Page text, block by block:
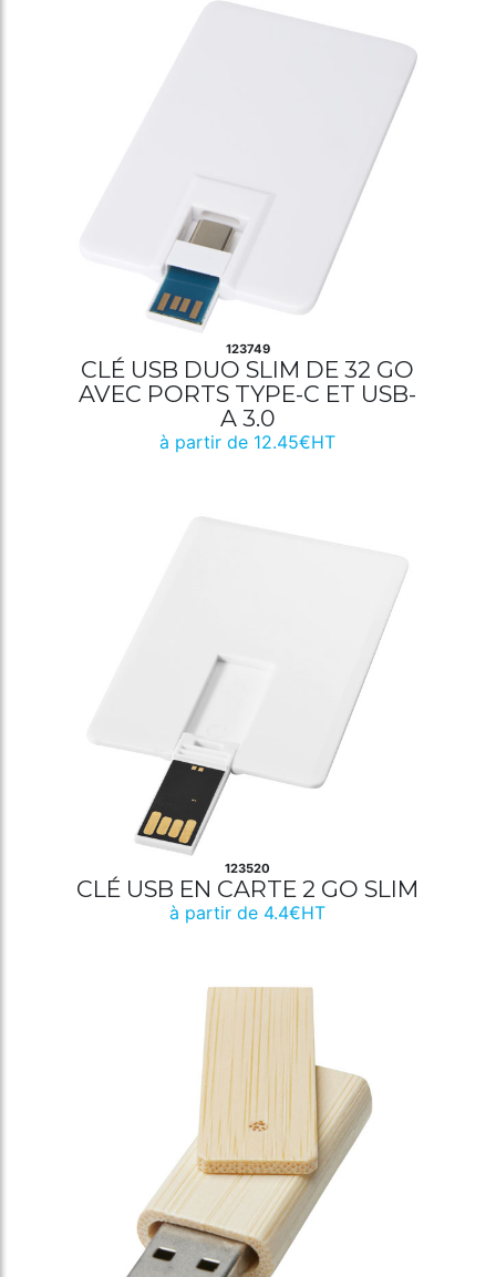
123749
CLÉ USB DUO SLIM DE 32 GO
AVEC PORTS TYPE-C ET USB-
A 3.0
à partir de 12.45€HT
123520
CLÉ USB EN CARTE 2 GO SLIM
à partir de 4.4€HT